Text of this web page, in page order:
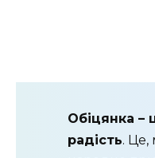
Обіцянка –
радість. Це,